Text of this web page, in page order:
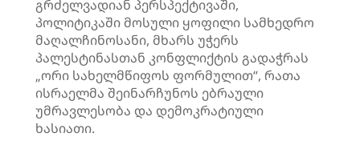
გრძელვადიან პერსპექტივაში,
პოლიტიკაში მოსული ყოფილი სამხედრო
მაღალჩინოსანი, მხარს უჭერს
პალესტინასთან კონფლიქტის გადაჭრას
„ორი სახელმწიფოს ფორმულით“, რათა
ისრაელმა შეინარჩუნოს ებრაული
უმრავლესობა და დემოკრატიული
ხასიათი.